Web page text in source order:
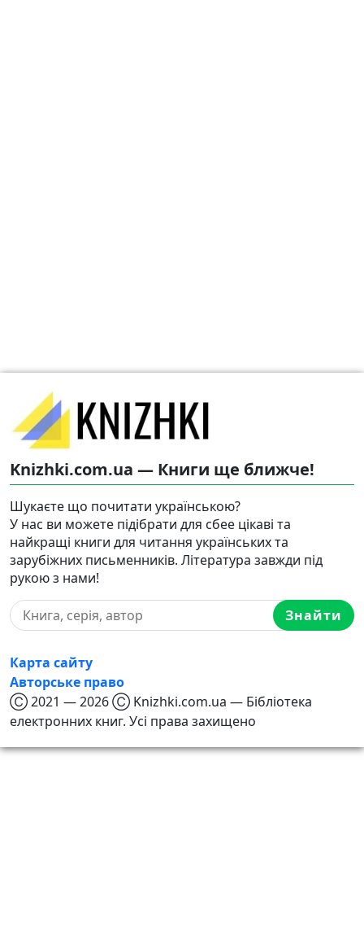
Knizhki.com.ua — Книги ще ближче!
Шукаєте що почитати українською?
У нас ви можете підібрати для сбее цікаві та
найкращі книги для читання українських та
зарубіжних письменників. Література завжди під
рукою з нами!
Знайти
Карта сайту
Авторське право
Ⓒ 2021 — 2026 Ⓒ Knizhki.com.ua — Бібліотека
електронних книг. Усі права захищено